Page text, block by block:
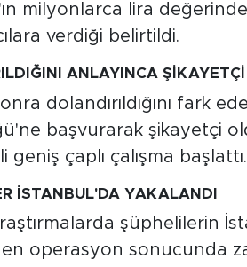
milyonlarca lira
verdiği belirtildi.
ANLAYINCA
dolandırıldığını fark
başvurarak şikayetçi
geniş çaplı çalışma başlattı.
İSTANBUL'DA YAKALANDI
şüphelilerin
operasyon sonucunda